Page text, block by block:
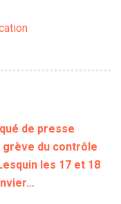
de presse
grève du contrôle
les 17 et 18